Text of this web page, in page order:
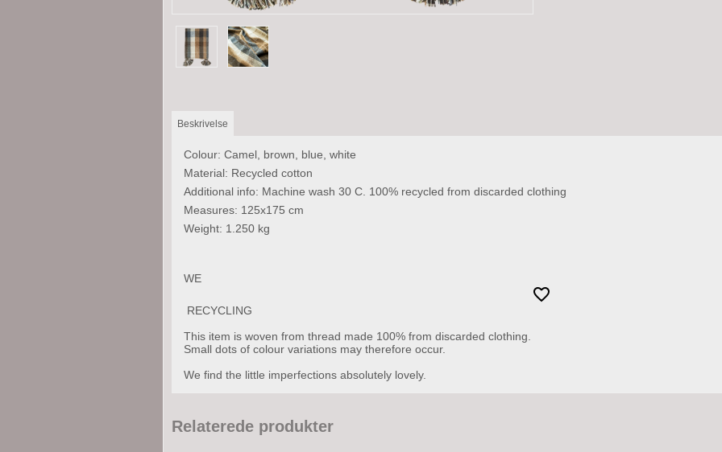
Beskrivelse
Colour: Camel, brown, blue, white
Material: Recycled cotton
Additional info: Machine wash 30 C. 100% recycled from discarded clothing
Measures: 125x175 cm
Weight: 1.250 kg
WE
RECYCLING
This item is woven from thread made 100% from discarded clothing.
Small dots of colour variations may therefore occur.
We find the little imperfections absolutely lovely.
Relaterede produkter